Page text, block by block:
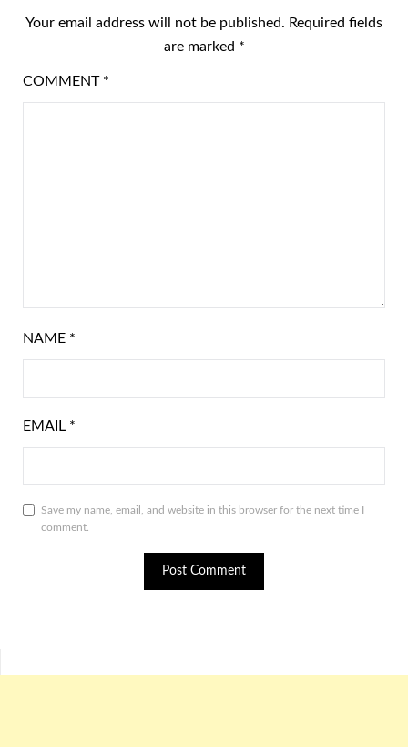
Your email address will not be published. Required fields
are marked *
COMMENT *
NAME *
EMAIL *
Save my name, email, and website in this browser for the next time I
comment.